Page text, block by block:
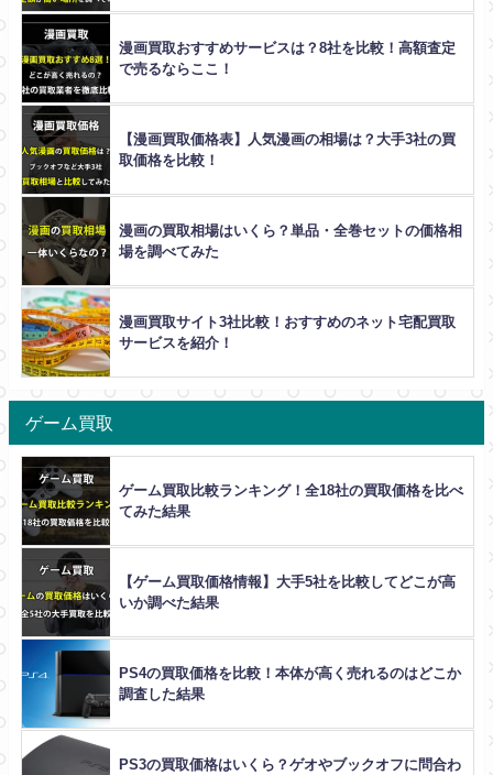
漫画買取おすすめサービスは？8社を比較！高額査定
で売るならここ！
【漫画買取価格表】人気漫画の相場は？大手3社の買
取価格を比較！
漫画の買取相場はいくら？単品・全巻セットの価格相
場を調べてみた
漫画買取サイト3社比較！おすすめのネット宅配買取
サービスを紹介！
ゲーム買取
ゲーム買取比較ランキング！全18社の買取価格を比べ
てみた結果
【ゲーム買取価格情報】大手5社を比較してどこが高
いか調べた結果
PS4の買取価格を比較！本体が高く売れるのはどこか
調査した結果
PS3の買取価格はいくら？ゲオやブックオフに問合わ